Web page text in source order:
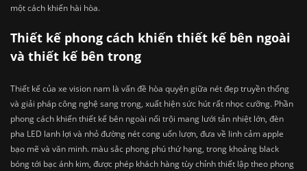
một cách khiến hài hòa.
Thiết kế phong cách khiến thiết kế bên ngoài
và thiết kế bên trong
Thiết kế của xe vision nam là vấn đề hòa quyện giữa nét đẹp truyền thống
và giải pháp công nghệ sang trọng, xuất hiện sức hút rất nhọc cưỡng. Phần
phong cách khiến thiết kế bên ngoài nổi trội mang lưới tản nhiệt lớn, đèn
pha LED lanh lợi và nhỏ đường nét cong uốn lượn, đưa về linh cảm apple
bạo mẽ và văn minh. màu sắc phong phú thứ hạng, trong khoảng black
bóng tới bạc ánh kim, được phép khách hàng tùy chỉnh thiết lập theo phong